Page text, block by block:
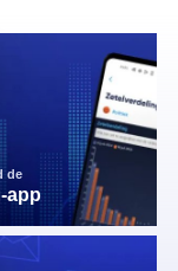
de
app